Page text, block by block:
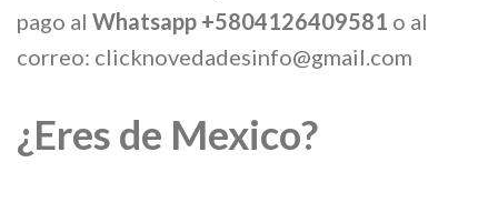
pago al Whatsapp +5804126409581 o al
correo: clicknovedadesinfo@gmail.com
¿Eres de Mexico?